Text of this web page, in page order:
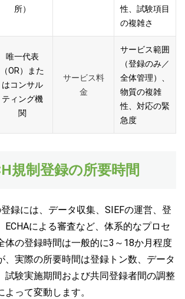
所）
性、試験項目
の複雑さ
唯一代表
（OR）また
はコンサル
ティング機
関
サービス料
金
サービス範囲
（登録のみ／
全体管理）、
物質の複雑
性、対応の緊
急度
規制登録の所要時間
登録には、データ収集、SIEFの運営、登
ECHAによる審査など、体系的なプロセ
体の登録時間は一般的に3～18か月程度
、実際の所要時間は登録トン数、データ
試験実施期間および共同登録者間の調整
って変動します。